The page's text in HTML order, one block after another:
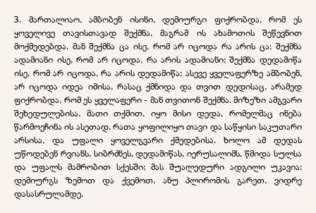
3. მართალიაო, ამბობენ ისინი, დემიურგი ფიქრობდა, რომ ეს
ყოველივე თავისთავად შექმნა, მაგრამ ის ახამოთის შეწევნით
მოქმედებდა. მან შექმნა ცა ისე, რომ არ იცოდა რა არის ცა; შექმნა
ადამიანი ისე, რომ არ იცოდა, რა არის ადამიანი; შექმნა დედამიწა
ისე, რომ არ იცოდა, რა არის დედამიწა; ასევე ყველაფერზე ამბობენ,
არ იცოდა იდეა იმისა, რასაც ქმნიდა და თვით დედისაც, არამედ
ფიქრობდა, რომ ეს ყველაფერი - მან თვითონ შექმნა. მიზეზი ამგვარი
შეხედულებისა, მათი თქმით, იყო მისი დედა, რომელმაც ინება
წარმოეჩინა ის ასეთად, რათა ყოფილიყო თავი და საწყისი საკუთარი
არსისა, და უფალი ყოველგვარი ქმედებისა. ხოლო ამ დედას
უწოდებენ რვიანს, სიბრძნეს, დედამიწას, იერუსალიმს, წმიდა სულსა
და უფალს მამრობით სქესში; მას შუალედური ადგილი უკავია:
დემიურგს ზემოთ და ქვემოთ, ანუ პლირომის გარეთ, ვიდრე
დასასრულამდე.